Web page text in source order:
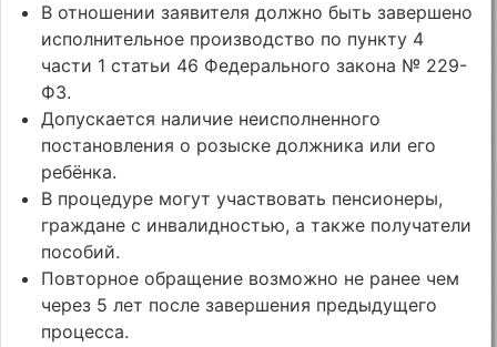
В отношении заявителя должно быть завершено
исполнительное производство по пункту 4
части 1 статьи 46 Федерального закона № 229-
ФЗ.
Допускается наличие неисполненного
постановления о розыске должника или его
ребёнка.
В процедуре могут участвовать пенсионеры,
граждане с инвалидностью, а также получатели
пособий.
Повторное обращение возможно не ранее чем
через 5 лет после завершения предыдущего
процесса.